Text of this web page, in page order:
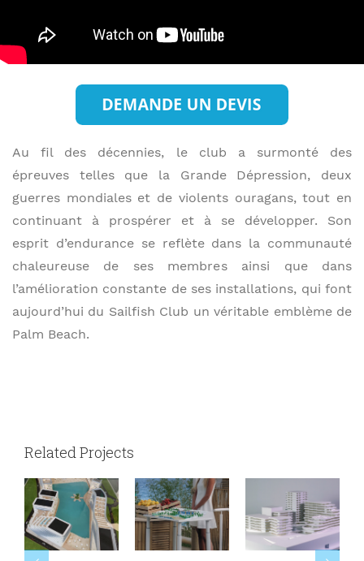
Au fil des décennies, le club a surmonté des
épreuves telles que la Grande Dépression, deux
guerres mondiales et de violents ouragans, tout en
continuant à prospérer et à se développer. Son
esprit d’endurance se reflète dans la communauté
chaleureuse de ses membres ainsi que dans
l’amélioration constante de ses installations, qui font
aujourd’hui du Sailfish Club un véritable emblème de
Palm Beach.
Related Projects